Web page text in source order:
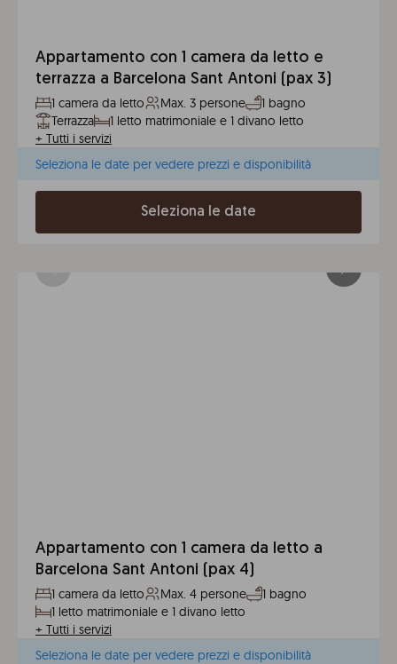
Appartamento con 1 camera da letto e
terrazza a Barcelona Sant Antoni (pax 3)
1 camera da letto Max. 3 persone
1 bagno
Terrazza
1 letto matrimoniale e 1 divano letto
+ Tutti i servizi
Seleziona le date per vedere prezzi e disponibilità
Seleziona le date
Appartamento con 1 camera da letto a
Barcelona Sant Antoni (pax 4)
1 camera da letto Max. 4 persone
1 bagno
1 letto matrimoniale e 1 divano letto
+ Tutti i servizi
Seleziona le date per vedere prezzi e disponibilità